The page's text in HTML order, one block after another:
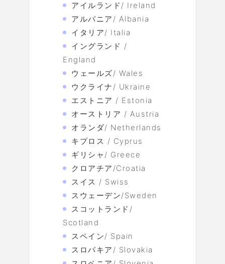
アイルランド/ Ireland
アルバニア/ Albania
イタリア/ Italia
イングランド /
England
ウェールズ/ Wales
ウクライナ/ Ukraine
エストニア / Estonia
オーストリア / Austria
オランダ/ Netherlands
キプロス / Cyprus
ギリシャ/ Greece
クロアチア/Croatia
スイス / Swiss
スウェーデン/Sweden
スコットランド/
Scotland
スペイン/ Spain
スロバキア/ Slovakia